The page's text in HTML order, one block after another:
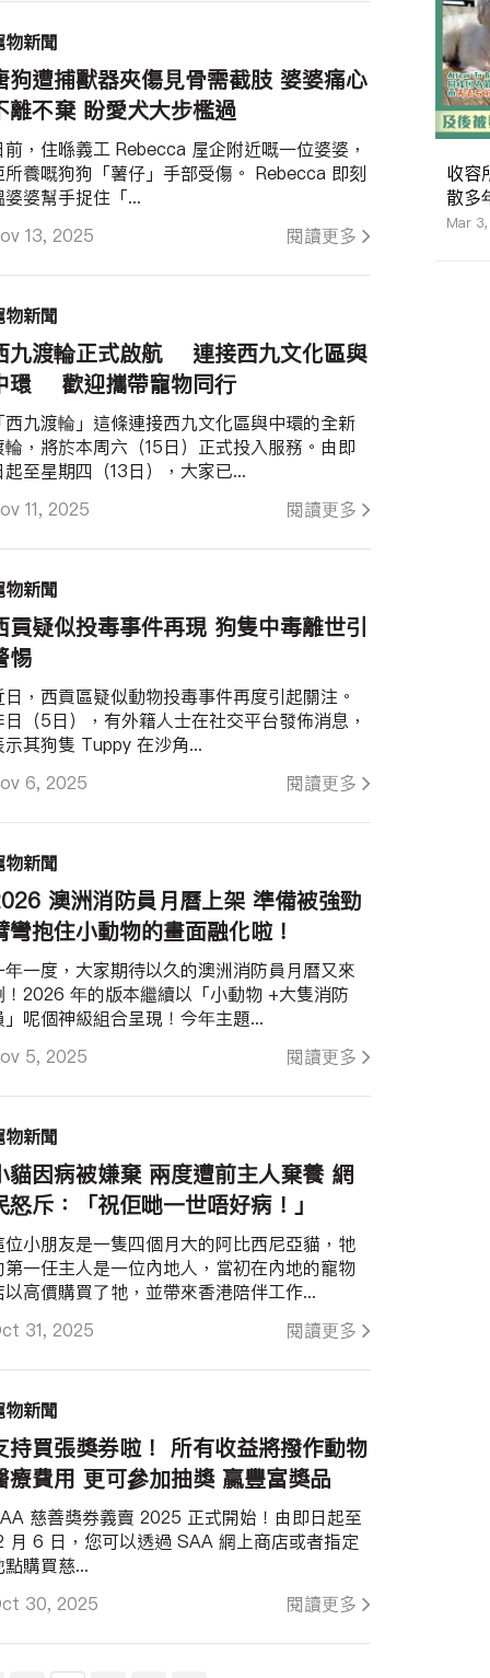
物新聞
狗遭捕獸器夾傷見骨需截肢 婆婆痛心
離不棄 盼愛犬大步檻過
13, 2025 閱讀更多
前，住喺義工 Rebecca 屋企附近嘅一位婆婆，
所養嘅狗狗「薯仔」手部受傷。 Rebecca 即刻
婆婆幫手捉住「...
物新聞
九渡輪正式啟航 連接西九文化區與
環 歡迎攜帶寵物同行
11, 2025 閱讀更多
西九渡輪」這條連接西九文化區與中環的全新
輪，將於本周六（15日）正式投入服務。由即
起至星期四（13日），大家已...
物新聞
貢疑似投毒事件再現 狗隻中毒離世引
惕
6, 2025 閱讀更多
日，西貢區疑似動物投毒事件再度引起關注。
日（5日），有外籍人士在社交平台發佈消息，
示其狗隻 Tuppy 在沙角...
物新聞
澳洲消防員月曆上架 準備被強勁
彎抱住小動物的畫面融化啦！
5, 2025 閱讀更多
年一度，大家期待以久的澳洲消防員月曆又來
！2026 年的版本繼續以「小動物 +大隻消防
」呢個神級組合呈現！今年主題...
物新聞
貓因病被嫌棄 兩度遭前主人棄養 網
怒斥：「祝佢哋一世唔好病！」
31, 2025 閱讀更多
位小朋友是一隻四個月大的阿比西尼亞貓，牠
第一任主人是一位內地人，當初在內地的寵物
以高價購買了牠，並帶來香港陪伴工作...
物新聞
持買張獎券啦！ 所有收益將撥作動物
療費用 更可參加抽獎 贏豐富獎品
30, 2025 閱讀更多
慈善獎券義賣 2025 正式開始！由即日起至
月 6 日，您可以透過 SAA 網上商店或者指定
點購買慈...
收容
散多
Mar